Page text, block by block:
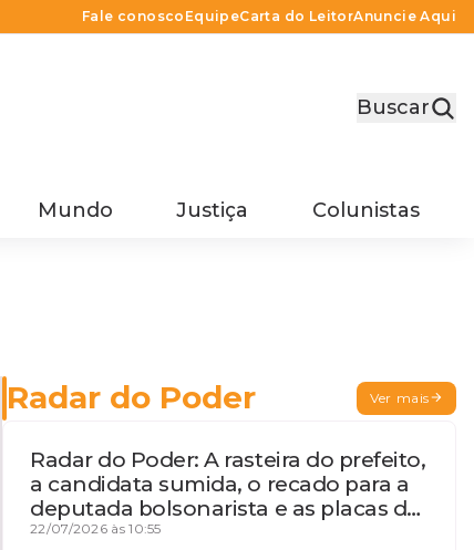
Fale conosco EquipeCarta do LeitorAnuncie Aqui
Buscar
Mundo Justiça Colunistas
Radar do Poder Ver mais
Radar do Poder: A rasteira do prefeito,
a candidata sumida, o recado para a
deputada bolsonarista e as placas da
discórdia
22/07/2026 às 10:55